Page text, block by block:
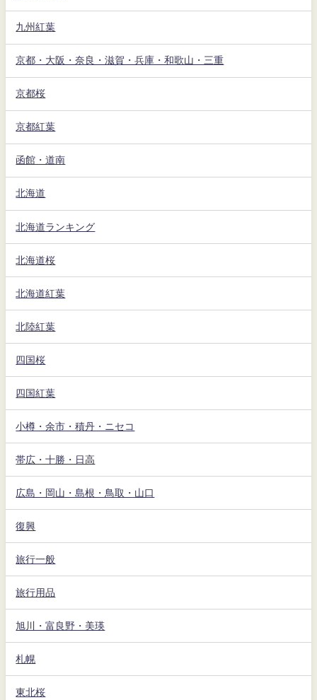
九州紅葉
京都・大阪・奈良・滋賀・兵庫・和歌山・三重
京都桜
京都紅葉
函館・道南
北海道
北海道ランキング
北海道桜
北海道紅葉
北陸紅葉
四国桜
四国紅葉
小樽・余市・積丹・ニセコ
帯広・十勝・日高
広島・岡山・島根・鳥取・山口
復興
旅行一般
旅行用品
旭川・富良野・美瑛
札幌
東北桜